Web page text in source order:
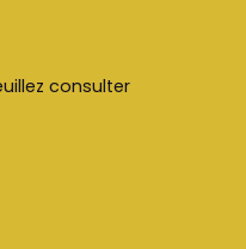
consulter